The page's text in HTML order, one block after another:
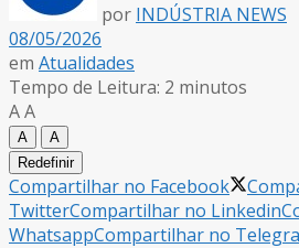
por INDÚSTRIA NEWS
08/05/2026
em Atualidades
Tempo de Leitura: 2 minutos
AA
A
A
Redefinir
Compartilhar no Facebook
TwitterCompartilhar no Linkedin
WhatsappCompartilhar no